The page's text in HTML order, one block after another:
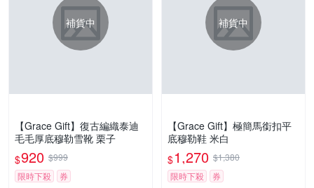
補貨中
【Grace Gift】復古編織泰迪
毛毛厚底穆勒雪靴 栗子
$920 $999
限時下殺
券
補貨中
【Grace Gift】極簡馬銜扣平
底穆勒鞋 米白
$1,270 $1,380
限時下殺
券